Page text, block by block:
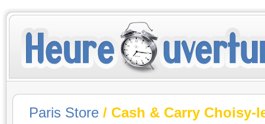
Paris Store / Cash & Carry Choisy-